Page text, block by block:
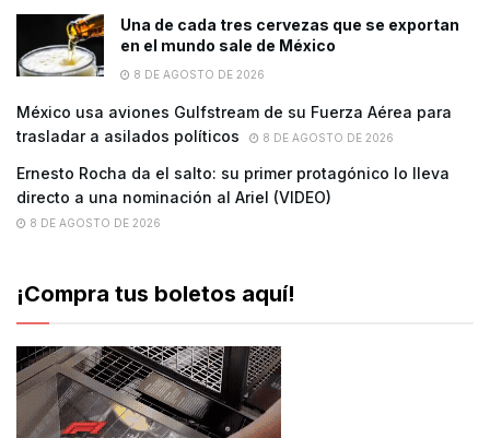
Una de cada tres cervezas que se exportan
en el mundo sale de México
8 DE AGOSTO DE 2026
México usa aviones Gulfstream de su Fuerza Aérea para
trasladar a asilados políticos
8 DE AGOSTO DE 2026
Ernesto Rocha da el salto: su primer protagónico lo lleva
directo a una nominación al Ariel (VIDEO)
8 DE AGOSTO DE 2026
¡Compra tus boletos aquí!